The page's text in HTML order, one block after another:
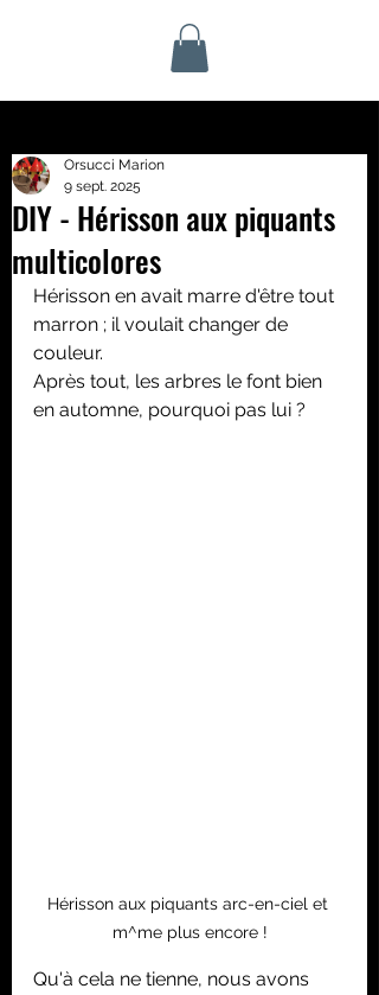
DIY - Hérisson aux piquants
multicolores
Orsucci Marion
9 sept. 2025
Hérisson en avait marre d'être tout
marron ; il voulait changer de
couleur.
Après tout, les arbres le font bien
en automne, pourquoi pas lui ?
Hérisson aux piquants arc-en-ciel et
m^me plus encore !
Qu'à cela ne tienne, nous avons